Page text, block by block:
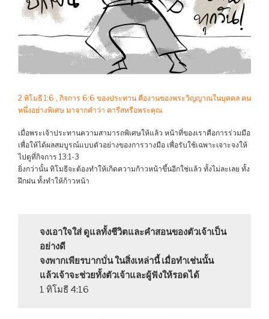
2 ทิโมธี 1:6 , กิจการ 6:6 ของประทาน คืองานของพระวิญญาณในบุคคล คน
หนึ่งอย่างพิเศษ มาจากคำว่า คารีสหรือพระคุณ
เมื่อพระเจ้าประทานความสามารถพิเศษให้แล้ว หน้าที่ของเราคือการร่วมมือ
เพื่อให้ได้ผลสมบูรณ์แบบตัวอย่างของการวางมือ เพื่อรับใช้เฉพาะเจาะจงให้
ไปดูที่กิจการ 13:1-3
ยิ่งกว่านั้น ทิโมธีจะต้องทำให้เกิดความก้าวหน้าขึ้นอีกใช่แล้ว ทั้งไม่ละเลย ทั้ง
ฝึกฝน ทั้งทำให้ก้าวหน้า
จงเอาใจใส่ ดูแลทั้งชีวิตและคำสอนของตัวเจ้าเป็น
อย่างดี
จงพากเพียรบากบั่น ในสิ่งเหล่านี้ เมื่อทำเช่นนั้น
แล้วเจ้าจะช่วยทั้งตัวเจ้าและผู้ฟังให้รอดได้
1 ทิโมธี 4:16